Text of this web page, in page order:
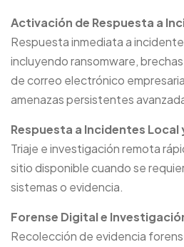
Activación de Respuesta a
Respuesta inmediata a
incluyendo ransomware,
de correo electrónico
amenazas persistentes
Respuesta a Incidentes Local
Triaje e investigación remota
sitio disponible cuando se
sistemas o evidencia.
Forense Digital e
Recolección de evidencia